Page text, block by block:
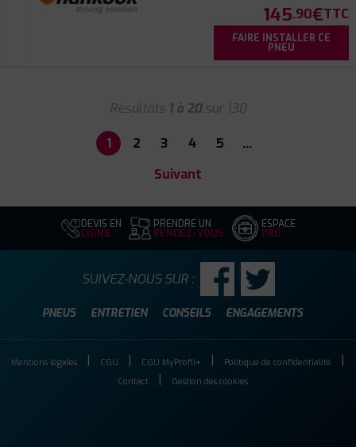
145.90€TTC
FAIRE INSTALLER CE
PNEU
Résultats 1 à 20sur 130
1 2 3 4 5
…
Suivant
DEVIS EN
LIGNE
PRENDRE UN
RENDEZ-VOUS
ESPACE
PRO
PNEUS ENTRETIEN CONSEILS ENGAGEMENTS
SUIVEZ-NOUS SUR :
Mentions légales CGU CGU MyProfil+
Politique de confidentialité
Contact
Gestion des cookies